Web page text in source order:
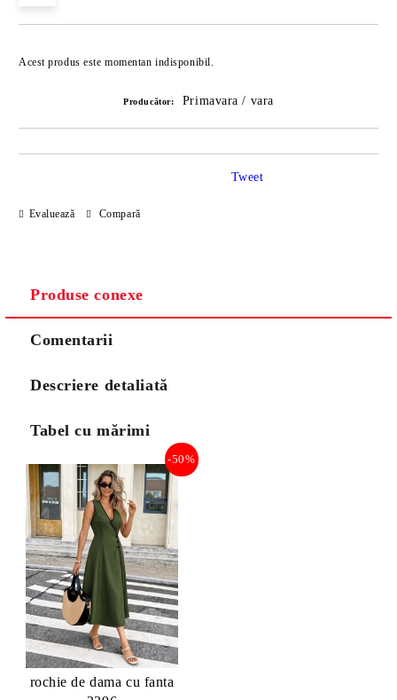
Acest produs este momentan indisponibil.
Producător: Primavara / vara
Evaluează Compară
Tweet
Produse conexe
Comentarii
Descriere detaliată
Tabel cu mărimi
rochie de dama cu fanta
-50%